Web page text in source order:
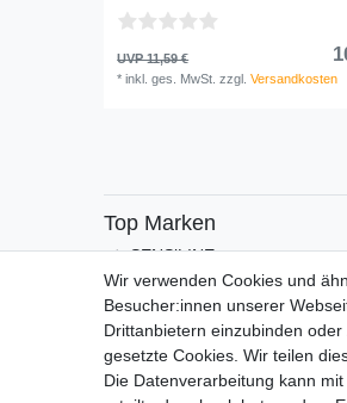
UVP 11,59 €
*inkl. ges. MwSt. zzgl.Versandkosten
Top Marken
SENSiLINE
Wir verwenden Cookies und
Besucher:innen unserer
Drittanbietern einzubinden
gesetzte Cookies. Wir teilen
Die Datenverarbeitung kann